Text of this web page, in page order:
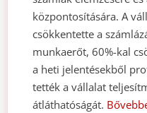
központosítására. A
csökkentette a
munkaerőt, 60%-kal
a heti jelentésekből
tették a vállalat
átláthatóságát.